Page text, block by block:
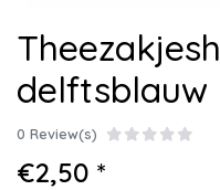
delftsblauw
0 Review(s)
€2,50 *